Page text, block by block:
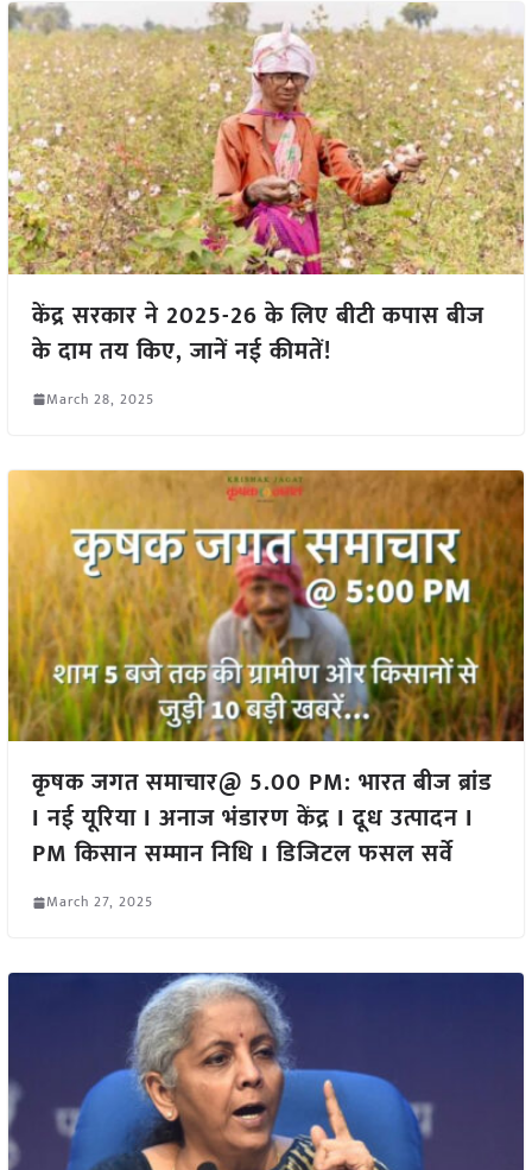
केंद्र सरकार ने 2025-26 के लिए बीटी कपास बीज
के दाम तय किए, जानें नई कीमतें!
March 28, 2025
कृषक जगत समाचार@ 5.00 PM: भारत बीज ब्रांड
I नई यूरिया I अनाज भंडारण केंद्र I दूध उत्पादन I
PM किसान सम्मान निधि I डिजिटल फसल सर्वे
March 27, 2025